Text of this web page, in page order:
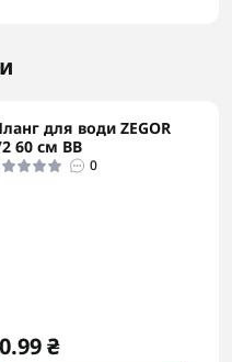
для води ZEGOR
60 см ВВ
0
₴